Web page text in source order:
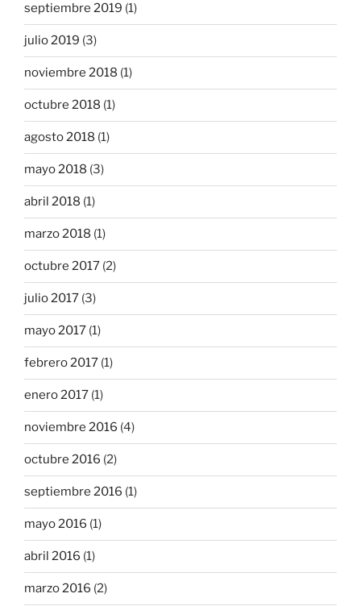
septiembre 2019 (1)
julio 2019 (3)
noviembre 2018 (1)
octubre 2018 (1)
agosto 2018 (1)
mayo 2018 (3)
abril 2018 (1)
marzo 2018 (1)
octubre 2017 (2)
julio 2017 (3)
mayo 2017 (1)
febrero 2017 (1)
enero 2017 (1)
noviembre 2016 (4)
octubre 2016 (2)
septiembre 2016 (1)
mayo 2016 (1)
abril 2016 (1)
marzo 2016 (2)